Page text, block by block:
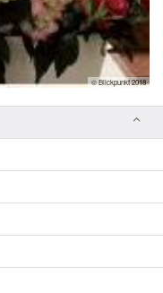
© Blickpunkt 2018